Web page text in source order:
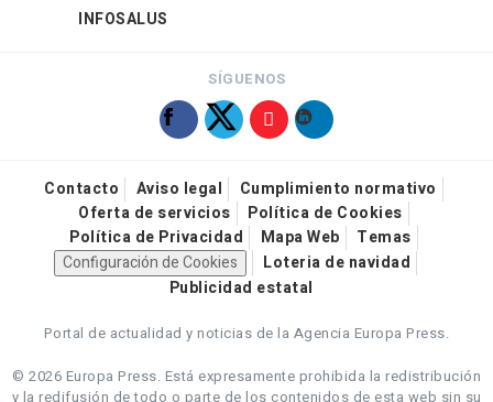
INFOSALUS
SÍGUENOS
Contacto Aviso legal
Cumplimiento normativo
Oferta de servicios
Política de Cookies
Política de Privacidad
Mapa Web
Temas
Configuración de Cookies
Loteria de navidad
Publicidad estatal
Portal de actualidad y noticias de la Agencia Europa Press.
© 2026 Europa Press. Está expresamente prohibida la redistribución
y la redifusión de todo o parte de los contenidos de esta web sin su